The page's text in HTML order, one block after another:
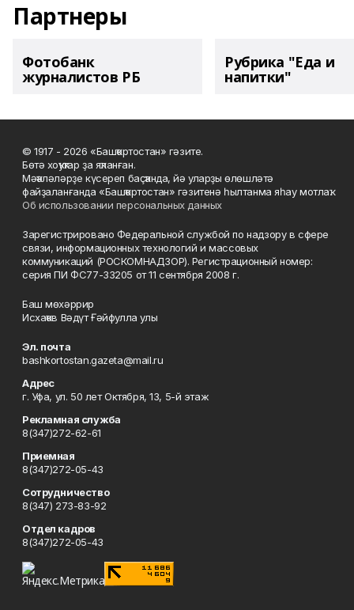
Партнеры
Фотобанк
журналистов РБ
Рубрика "Еда и
напитки"
© 1917 - 2026 «Башҡортостан» гәзите.
Бөтә хоҡуҡтар ҙа яҡланған.
Мәҡәләләрҙе күсереп баҫҡанда, йә уларҙы өлөшләтә
файҙаланғанда «Башҡортостан» гәзитенә һылтанма яһау мотлаҡ.
Об использовании персональных данных
Зарегистрировано Федеральной службой по надзору в сфере
связи, информационных технологий и массовых
коммуникаций (РОСКОМНАДЗОР). Регистрационный номер:
серия ПИ ФС77-33205 от 11 сентября 2008 г.
Баш мөхәррир
Исхаҡов Вәдүт Ғәйфулла улы
Эл. почта
bashkortostan.gazeta@mail.ru
Адрес
г. Уфа, ул. 50 лет Октября, 13, 5-й этаж
Рекламная служба
8(347)272-62-61
Приемная
8(347)272-05-43
Сотрудничество
8(347) 273-83-92
Отдел кадров
8(347)272-05-43